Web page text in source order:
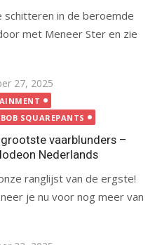
in de beroemde
met Meneer Ster en zie
27, 2025
SQUAREPANTS
grootste vaarblunders –
Nederlands
ranglijst van de ergste!
je nu voor nog meer van